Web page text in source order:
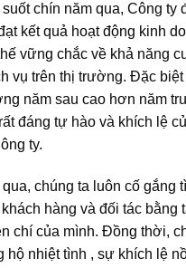
chín năm qua, Công ty
kết quả hoạt động kinh
vững chắc về khả năng
vụ trên thị trường. Đặc biệt
năm sau cao hơn năm
đáng tự hào và khích lệ
ty.
chúng ta luôn cố gắng
hàng và đối tác bằng
chí của mình. Đồng thời,
hộ nhiệt tình , sự khích lệ